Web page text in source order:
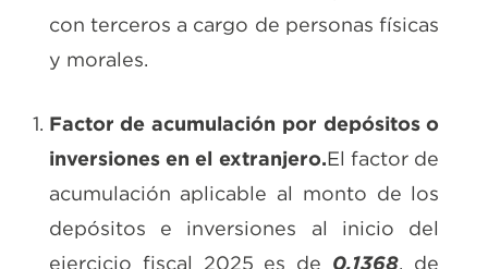
con terceros a cargo de personas físicas
y morales.
Factor de acumulación por depósitos o
inversiones en el extranjero.El factor de
acumulación aplicable al monto de los
depósitos e inversiones al inicio del
ejercicio fiscal 2025 es de 0.1368, de